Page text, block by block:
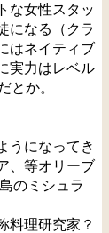
な女性スタッ
になる（クラ
はネイティブ
実力はレベル
とか。
うになってき
、等オリーブ
のミシュラ
料理研究家？